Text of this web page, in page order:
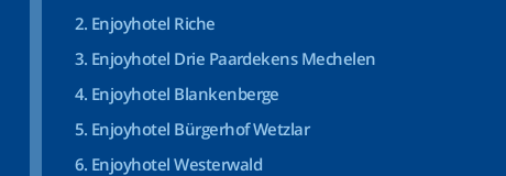
Enjoyhotel Riche
Enjoyhotel Drie Paardekens Mechelen
Enjoyhotel Blankenberge
Enjoyhotel Bürgerhof Wetzlar
Enjoyhotel Westerwald